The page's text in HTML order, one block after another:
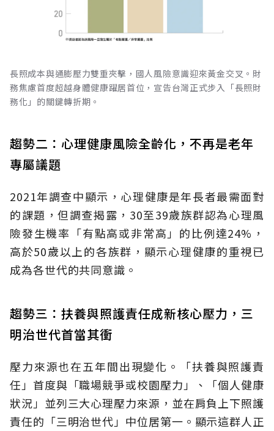
長照成本與通膨壓力雙重夾擊，國人風險意識迎來黃金交叉。財
務焦慮首度超越身體健康躍居首位，宣告台灣正式步入「長照財
務化」的關鍵轉折期。
趨勢二：心理健康風險全齡化，不再是老年
專屬議題
2021年調查中顯示，心理健康是年長者最需面對
的課題，但調查揭露，30至39歲族群認為心理風
險發生機率「有點高或非常高」的比例達24%，
高於50歲以上的各族群，顯示心理健康的重視已
成為各世代的共同意識。
趨勢三：扶養與照護責任成新核心壓力，三
明治世代首當其衝
壓力來源也在五年間出現變化。「扶養與照護責
任」首度與「職場競爭或校園壓力」、「個人健康
狀況」並列三大心理壓力來源，並在肩負上下照護
責任的「三明治世代」中位居第一。顯示這群人正